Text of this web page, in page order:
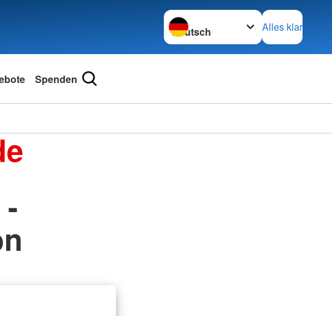
Sprache wechseln zu
Alles klar
Spenden